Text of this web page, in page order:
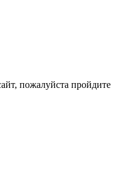
пожалуйста пройдите